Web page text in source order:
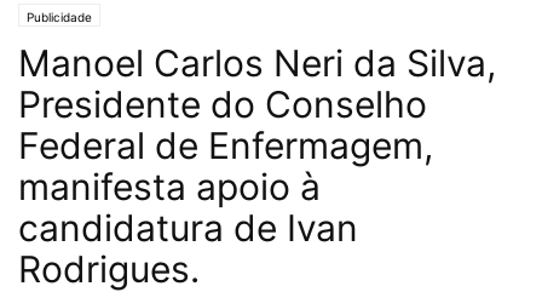
Publicidade
Manoel Carlos Neri da Silva,
Presidente do Conselho
Federal de Enfermagem,
manifesta apoio à
candidatura de Ivan
Rodrigues.